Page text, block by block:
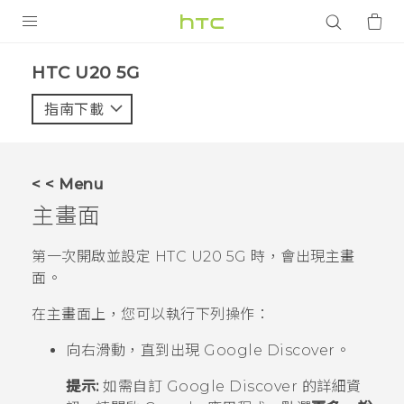
VIVE
應用程式
支援服務
‎HTC U20 5G‎
指南下載
< < Menu
主畫面
第一次開啟並設定 HTC U20 5G 時，會出現主畫
面 。
在主畫面上，您可以執行下列操作：
向右滑動，直到出現 Google Discover。
提示:如需自訂 Google Discover 的詳細資